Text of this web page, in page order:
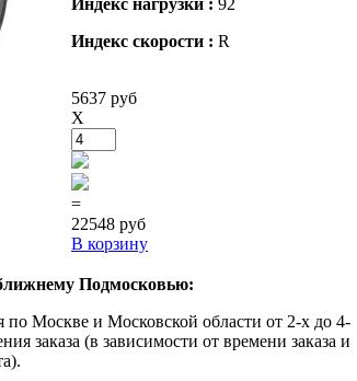
Индекс нагрузки : 92
Индекс скорости : R
5637 руб
X
=
22548 руб
В корзину
Подмосковью:
по Москве и Московской области от 2-х до 4-
заказа (в зависимости от времени заказа и